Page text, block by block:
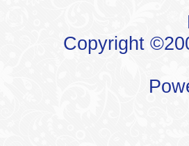
Copyright